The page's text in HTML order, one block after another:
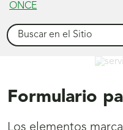
Buscar
Servicios
Formulario